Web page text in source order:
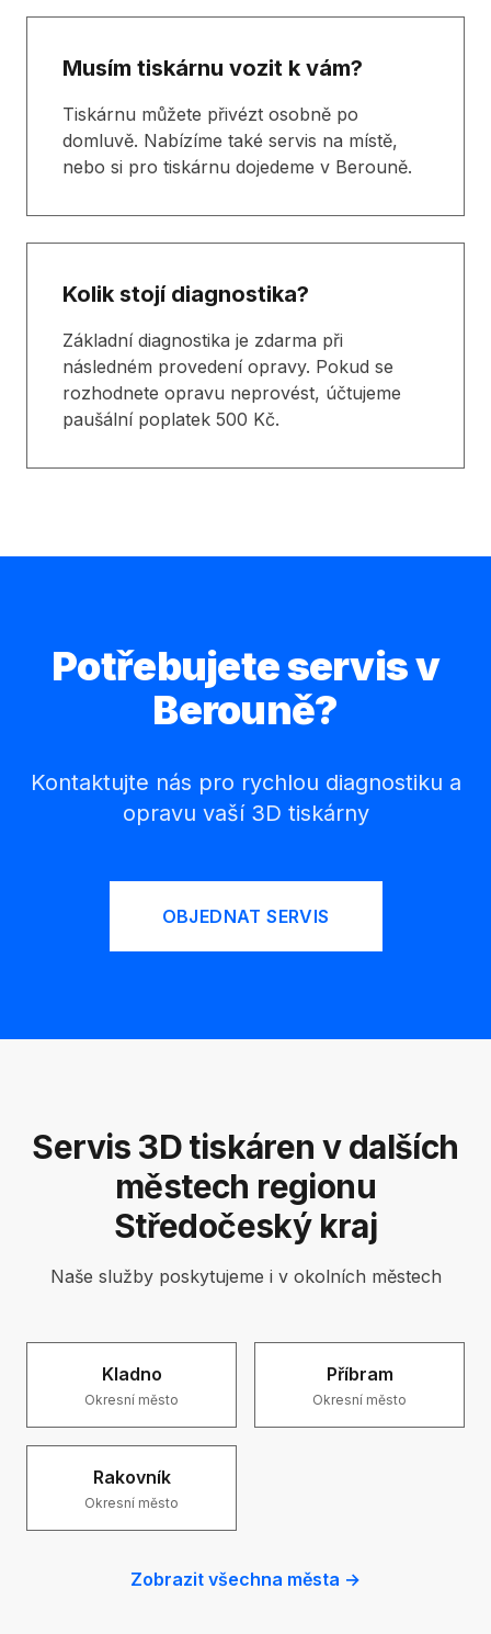
Musím tiskárnu vozit k vám?
Tiskárnu můžete přivézt osobně po
domluvě. Nabízíme také servis na místě,
nebo si pro tiskárnu dojedeme v Berouně.
Kolik stojí diagnostika?
Základní diagnostika je zdarma při
následném provedení opravy. Pokud se
rozhodnete opravu neprovést, účtujeme
paušální poplatek 500 Kč.
Potřebujete servis v
Berouně?
Kontaktujte nás pro rychlou diagnostiku a
opravu vaší 3D tiskárny
OBJEDNAT SERVIS
Servis 3D tiskáren v dalších
městech regionu
Středočeský kraj
Naše služby poskytujeme i v okolních městech
Kladno
Okresní město
Příbram
Okresní město
Rakovník
Okresní město
Zobrazit všechna města →